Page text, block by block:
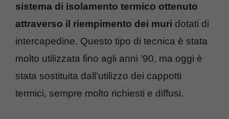
sistema di isolamento termico ottenuto
attraverso il riempimento dei muri dotati di
intercapedine. Questo tipo di tecnica è stata
molto utilizzata fino agli anni ’90, ma oggi è
stata sostituita dall’utilizzo dei cappotti
termici, sempre molto richiesti e diffusi.